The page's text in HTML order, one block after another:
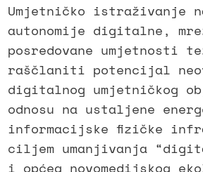
Umjetničko istraživanje
autonomije digitalne,
posredovane umjetnosti
raščlaniti potencijal
digitalnog umjetničkog
odnosu na ustaljene
informacijske fizičke
ciljem umanjivanja
i općeg novomedijskog